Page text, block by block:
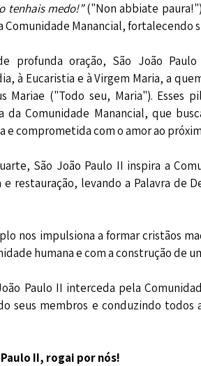
tenhais medo!”("Non abbiate
Comunidade Manancial, fortalecendo
profunda oração, São João
à Eucaristia e à Virgem Maria, a
Mariae ("Todo seu, Maria"). Esses
da Comunidade Manancial, que
e comprometida com o amor ao
São João Paulo II inspira a
e restauração, levando a Palavra de
nos impulsiona a formar cristãos
humana e com a construção de
Paulo II interceda pela
seus membros e conduzindo todos
II, rogai por nós!